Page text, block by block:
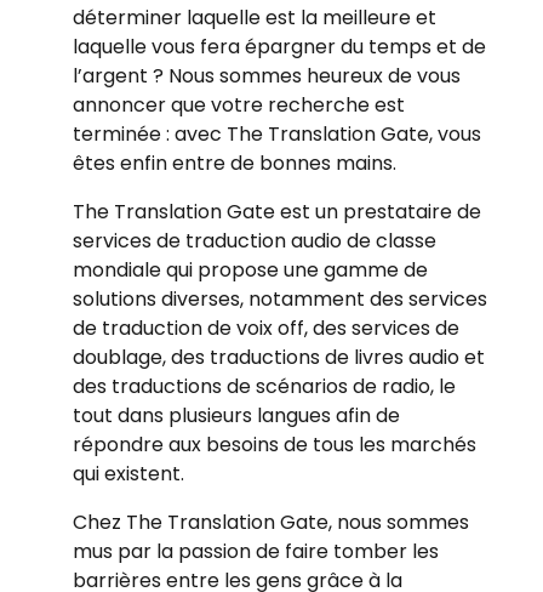
déterminer laquelle est la meilleure et
laquelle vous fera épargner du temps et de
l’argent ? Nous sommes heureux de vous
annoncer que votre recherche est
terminée : avec The Translation Gate, vous
êtes enfin entre de bonnes mains.
The Translation Gate est un prestataire de
services de traduction audio de classe
mondiale qui propose une gamme de
solutions diverses, notamment des services
de traduction de voix off, des services de
doublage, des traductions de livres audio et
des traductions de scénarios de radio, le
tout dans plusieurs langues afin de
répondre aux besoins de tous les marchés
qui existent.
Chez The Translation Gate, nous sommes
mus par la passion de faire tomber les
barrières entre les gens grâce à la